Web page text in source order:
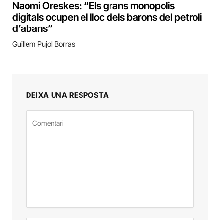
Naomi Oreskes: “Els grans monopolis
digitals ocupen el lloc dels barons del petroli
d’abans”
Guillem Pujol Borras
DEIXA UNA RESPOSTA